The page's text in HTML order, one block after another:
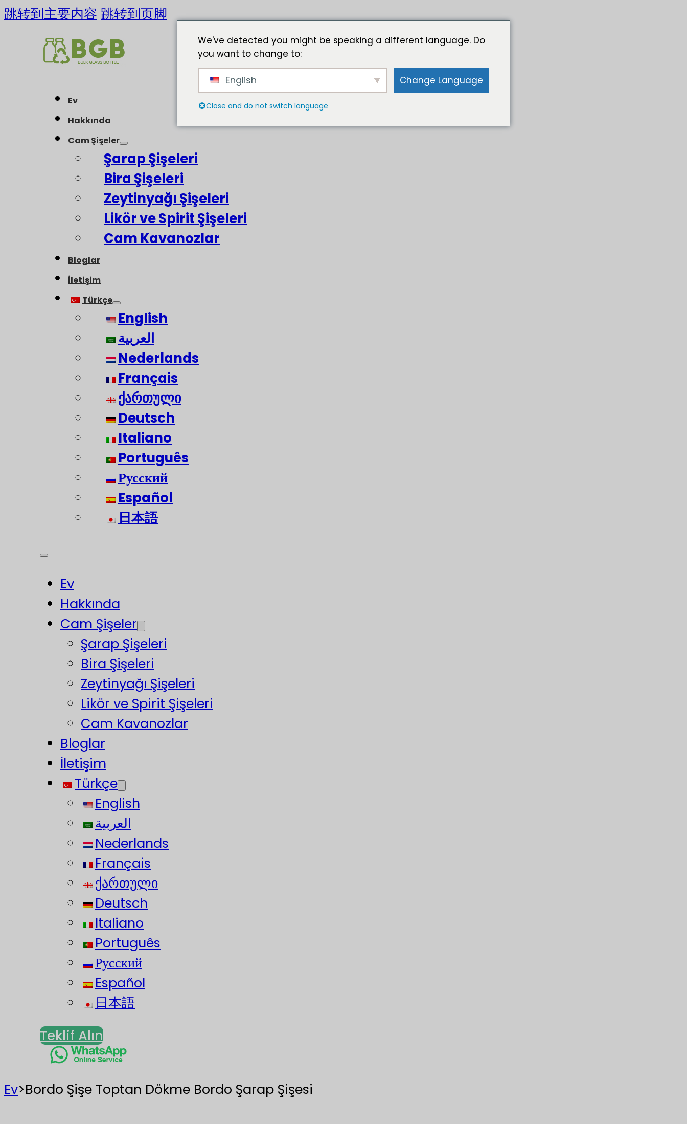
跳转到主要内容 跳转到页脚
Ev
Hakkında
Cam Şişeler
Şarap Şişeleri
Bira Şişeleri
Zeytinyağı Şişeleri
Likör ve Spirit Şişeleri
Cam Kavanozlar
Bloglar
İletişim
Türkçe
English
العربية
Nederlands
Français
ქართული
Deutsch
Italiano
Português
Русский
Español
日本語
Ev
Hakkında
Cam Şişeler
Şarap Şişeleri
Bira Şişeleri
Zeytinyağı Şişeleri
Likör ve Spirit Şişeleri
Cam Kavanozlar
Bloglar
İletişim
Türkçe
English
العربية
Nederlands
Français
ქართული
Deutsch
Italiano
Português
Русский
Español
日本語
Teklif Alın
Ev>Bordo Şişe Toptan Dökme Bordo Şarap Şişesi
We've detected you might be speaking a different language. Do
you want to change to:
English Change Language
Close and do not switch language